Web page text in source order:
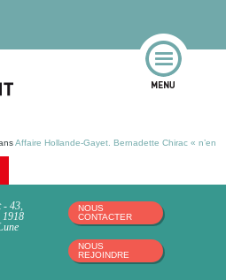
Affaire Hollande-Gayet. Bernadette Chirac « n’en
- 43,
1918
NOUS
CONTACTER
NOUS
REJOINDRE